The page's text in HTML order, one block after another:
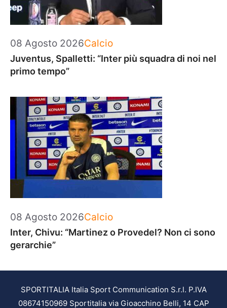
08 Agosto 2026Categorie
Calcio
Juventus, Spalletti: “Inter più squadra di noi nel
primo tempo”
08 Agosto 2026Categorie
Calcio
Inter, Chivu: “Martinez o Provedel? Non ci sono
gerarchie”
SPORTITALIA Italia Sport Communication S.r.l. P.IVA
08674150969 Sportitalia via Gioacchino Belli, 14 CAP